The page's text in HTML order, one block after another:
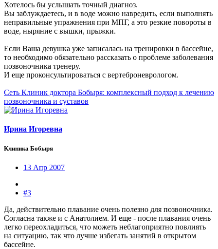
Хотелось бы услышать точный диагноз.
Вы заблуждаетесь, и в воде можно навредить, если выполнять
неправильные упражнения при МПГ, а это резкие повороты в
воде, ныряние с вышки, прыжки.
Если Ваша девушка уже записалась на тренировки в бассейне,
то необходимо обязательно рассказать о проблеме заболевания
позвоночника тренеру.
И еще проконсультироваться с вертеброневрологом.
Сеть Клиник доктора Бобыря: комплексный подход к лечению
позвоночника и суставов
Ирина Игоревна
Клиника Бобыря
13 Апр 2007
#3
Да, действительно плавание очень полезно для позвоночника.
Согласна также и с Анатолием. И еще - после плавания очень
легко переохладиться, что можеть неблагоприятно повлиять
на ситуацию, так что лучше избегать занятий в открытом
бассейне.